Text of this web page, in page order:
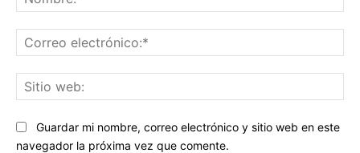
Guardar mi nombre, correo electrónico y sitio web en este
navegador la próxima vez que comente.